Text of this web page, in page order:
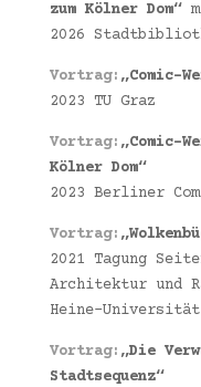
zum Kölner Dom“
2026
Vortrag: „Comic-
2023 TU Graz
Vortrag: „Comic-
Kölner Dom“
2023 Berliner
Vortrag:
2021 Tagung
Architektur und
Heine-
Vortrag: „Die
Stadtsequenz“